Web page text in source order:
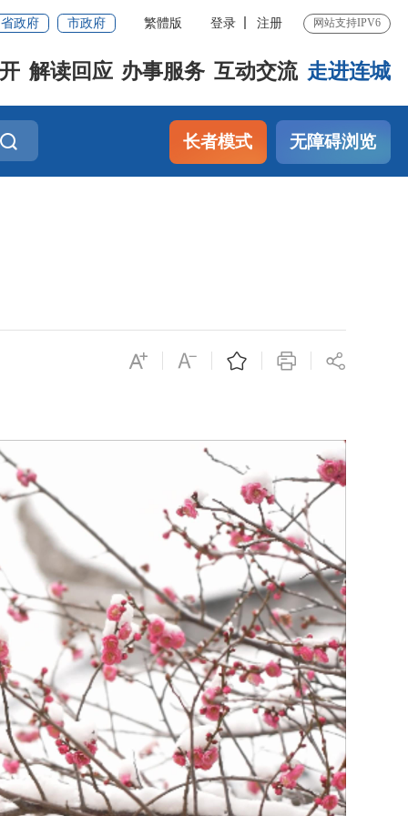
省政府 市政府 繁體版 登录 注册 网站支持IPV6
解读回应 办事服务 互动交流 走进连城
长者模式 无障碍浏览